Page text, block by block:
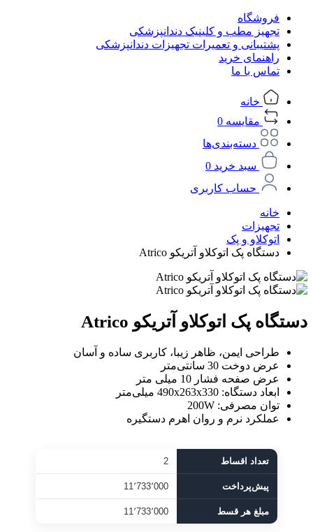
فروشگاه
تجهیز مطب و کلینیک دندانپزشکی
پشتیبانی و تعمیرات تجهیزات دندانپزشکی
راهنمای خرید
تماس با ما
خانه
مقایسه 0
دسته‌بندی‌ها
سبد خرید 0
حساب کاربری
خانه
تجهیزات
اتوکلاو و پک
دستگاه پک اتوکلاو آتریکو Atrico
دستگاه پک اتوکلاو آتریکو Atrico
طراحی ایمن، ظاهر زیبا، کاربری ساده و آسان
عرض دوخت 30 سانتی‌متر
عرض صفحه فشار 10 میلی متر
ابعاد دستگاه: 490x263x330 میلی‌متر
توان مصرفی: 200W
عملکرد نرم و روان اهرم دستگیره
تعداد اقساط 2
پیش‌پرداخت 11٬733٬000
مبلغ هر قسط 11٬733٬000